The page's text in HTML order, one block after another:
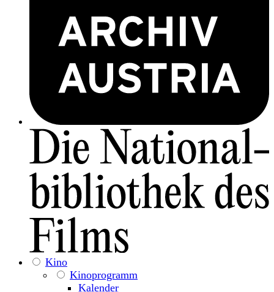
Kino
Kinoprogramm
Kalender